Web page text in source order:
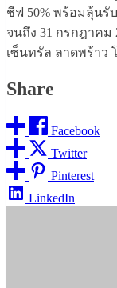
ชีฟ 50% พร้อมลุ้นรับ
จนถึง 31 กรกฎาคม
เซ็นทรัล ลาดพร้าว
Share
Facebook
Twitter
Pinterest
LinkedIn